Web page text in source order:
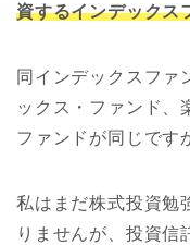
資するインデックス
同インデックスファ
ックス・ファンド、
ファンドが同じです
私はまだ株式投資勉
りませんが、投資信